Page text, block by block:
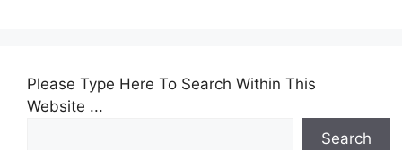
Please Type Here To Search Within This
Website ...
Search